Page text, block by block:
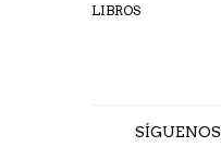
LIBROS
SÍGUENOS